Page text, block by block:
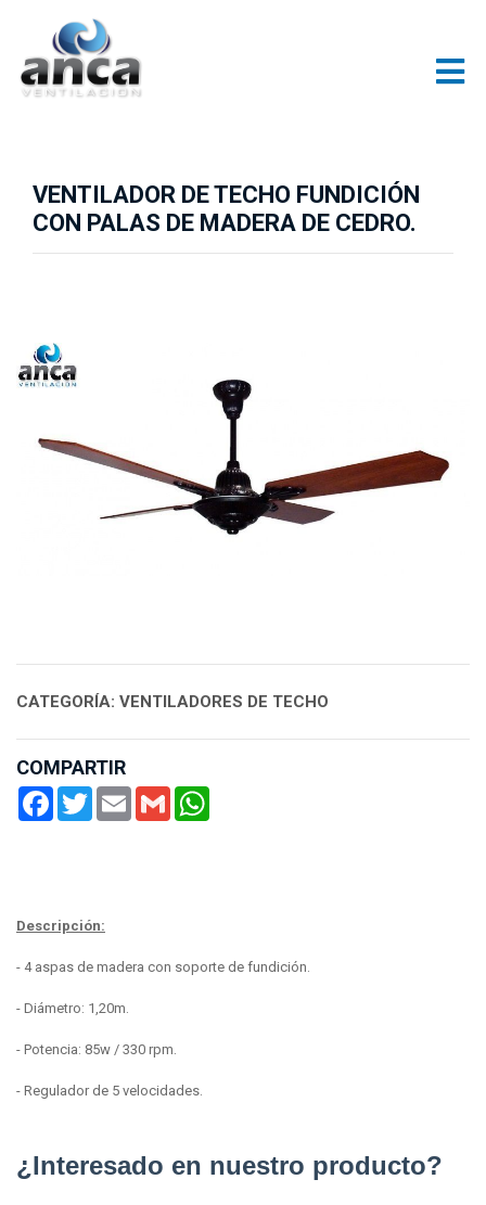
VENTILADOR DE TECHO FUNDICIÓN
CON PALAS DE MADERA DE CEDRO.
CATEGORÍA: VENTILADORES DE TECHO
COMPARTIR
Facebook
Twitter Email Gmail
Descripción:
- 4 aspas de madera con soporte de fundición.
- Diámetro: 1,20m.
- Potencia: 85w / 330 rpm.
- Regulador de 5 velocidades.